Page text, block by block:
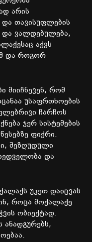
არის
და თავისუფლების
და ვალდებულება,
აქვს
და როგორ
მიიჩნევენ, რომ
უსაფრთხოების
ჩარჩოს
ჯერ სისტემების
წესებზე ფიქრი.
, შეზღუდული
და
ქალაქს უკეთ დაიცვას
, როცა მოქალაქე
ობიექტად.
ანადგურებს,
.